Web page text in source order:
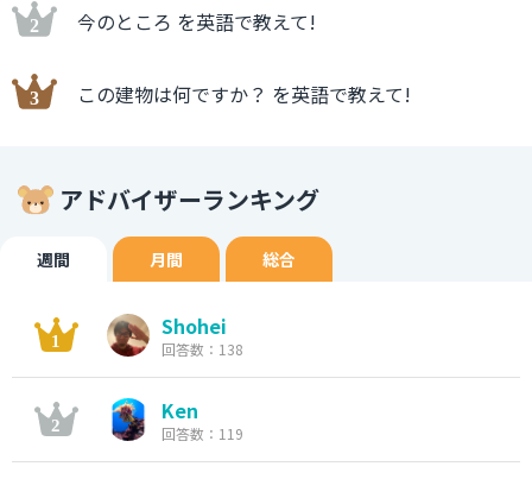
今のところ を英語で教えて!
この建物は何ですか？ を英語で教えて!
アドバイザーランキング
週間 月間 総合
Shohei
回答数：138
Ken
回答数：119